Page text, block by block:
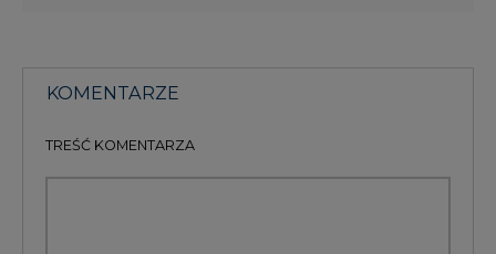
KOMENTARZE
TREŚĆ KOMENTARZA